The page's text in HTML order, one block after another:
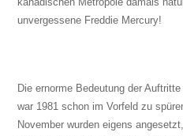
unvergessene Freddie Mercury!
Die ernorme Bedeutung der
war 1981 schon im Vorfeld zu
November wurden eigens